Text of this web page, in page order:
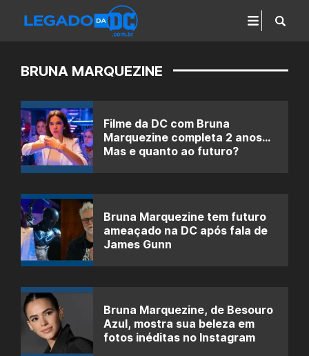
BRUNA MARQUEZINE
Filme da DC com Bruna
Marquezine completa 2 anos…
Mas e quanto ao futuro?
Bruna Marquezine tem futuro
ameaçado na DC após fala de
James Gunn
Bruna Marquezine, de Besouro
Azul, mostra sua beleza em
fotos inéditas no Instagram